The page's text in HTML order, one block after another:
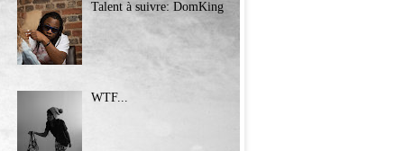
Talent à suivre: DomKing
WTF...